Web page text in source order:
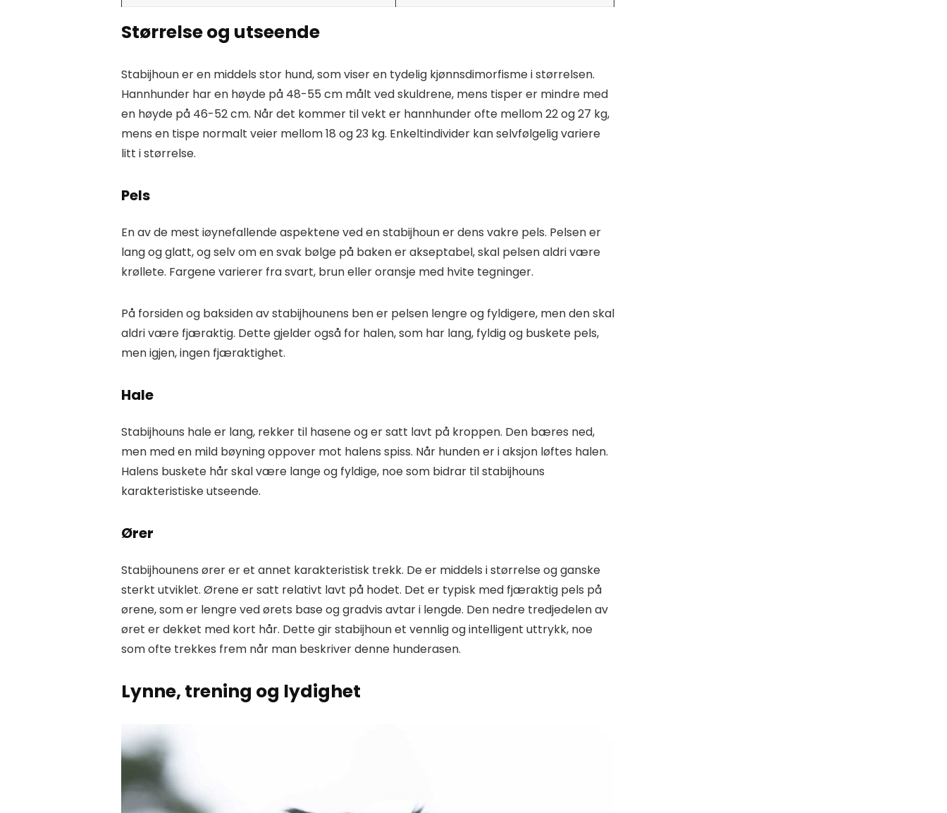
Størrelse og utseende
Stabijhoun er en middels stor hund, som viser en tydelig kjønnsdimorfisme i størrelsen.
Hannhunder har en høyde på 48-55 cm målt ved skuldrene, mens tisper er mindre med
en høyde på 46-52 cm. Når det kommer til vekt er hannhunder ofte mellom 22 og 27 kg,
mens en tispe normalt veier mellom 18 og 23 kg. Enkeltindivider kan selvfølgelig variere
litt i størrelse.
Pels
En av de mest iøynefallende aspektene ved en stabijhoun er dens vakre pels. Pelsen er
lang og glatt, og selv om en svak bølge på baken er akseptabel, skal pelsen aldri være
krøllete. Fargene varierer fra svart, brun eller oransje med hvite tegninger.
På forsiden og baksiden av stabijhounens ben er pelsen lengre og fyldigere, men den skal
aldri være fjæraktig. Dette gjelder også for halen, som har lang, fyldig og buskete pels,
men igjen, ingen fjæraktighet.
Hale
Stabijhouns hale er lang, rekker til hasene og er satt lavt på kroppen. Den bæres ned,
men med en mild bøyning oppover mot halens spiss. Når hunden er i aksjon løftes halen.
Halens buskete hår skal være lange og fyldige, noe som bidrar til stabijhouns
karakteristiske utseende.
Ører
Stabijhounens ører er et annet karakteristisk trekk. De er middels i størrelse og ganske
sterkt utviklet. Ørene er satt relativt lavt på hodet. Det er typisk med fjæraktig pels på
ørene, som er lengre ved ørets base og gradvis avtar i lengde. Den nedre tredjedelen av
øret er dekket med kort hår. Dette gir stabijhoun et vennlig og intelligent uttrykk, noe
som ofte trekkes frem når man beskriver denne hunderasen.
Lynne, trening og lydighet